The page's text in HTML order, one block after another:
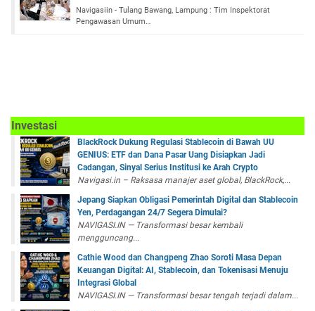
Navigasiin - Tulang Bawang, Lampung : Tim Inspektorat
Pengawasan Umum…
Investasi
BlackRock Dukung Regulasi Stablecoin di Bawah UU
GENIUS: ETF dan Dana Pasar Uang Disiapkan Jadi
Cadangan, Sinyal Serius Institusi ke Arah Crypto
Navigasi.in – Raksasa manajer aset global, BlackRock,...
Jepang Siapkan Obligasi Pemerintah Digital dan Stablecoin
Yen, Perdagangan 24/7 Segera Dimulai?
NAVIGASI.IN — Transformasi besar kembali
mengguncang...
Cathie Wood dan Changpeng Zhao Soroti Masa Depan
Keuangan Digital: AI, Stablecoin, dan Tokenisasi Menuju
Integrasi Global
NAVIGASI.IN — Transformasi besar tengah terjadi dalam...